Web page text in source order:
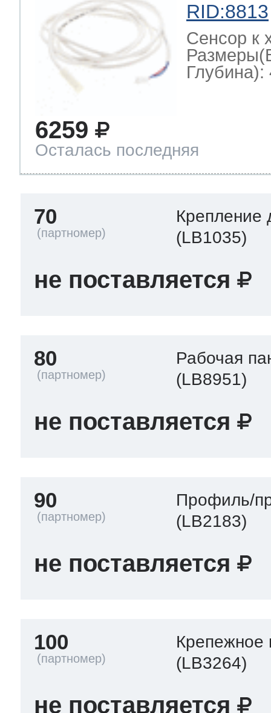
RID:8813
Сенсор к
Глубина):
6259
Осталась последняя
70
Крепление
(LB1035)
не поставляется
80
Рабочая
(LB8951)
не поставляется
90
Профиль/
(LB2183)
не поставляется
100
Крепежное
(LB3264)
не поставляется